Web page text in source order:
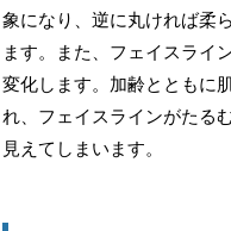
象になり、逆に丸ければ柔
ます。また、フェイスライ
変化します。加齢とともに
れ、フェイスラインがたる
見えてしまいます。